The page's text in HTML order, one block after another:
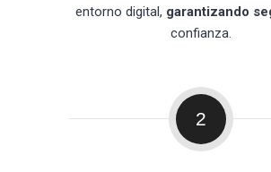
entorno digital, garantizando
confianza.
2